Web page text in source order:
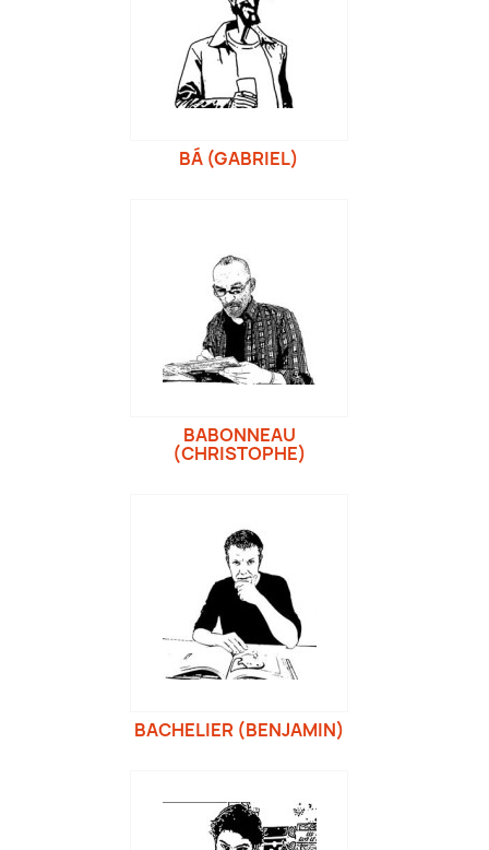
BÁ (GABRIEL)
BABONNEAU
(CHRISTOPHE)
BACHELIER (BENJAMIN)